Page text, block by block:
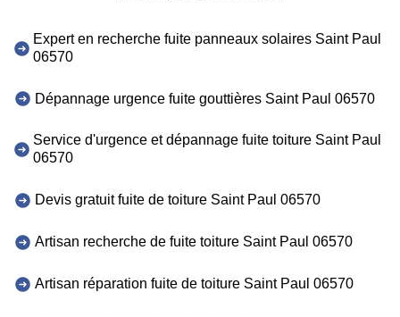
Expert en recherche fuite panneaux solaires Saint Paul
06570
Dépannage urgence fuite gouttières Saint Paul 06570
Service d'urgence et dépannage fuite toiture Saint Paul
06570
Devis gratuit fuite de toiture Saint Paul 06570
Artisan recherche de fuite toiture Saint Paul 06570
Artisan réparation fuite de toiture Saint Paul 06570